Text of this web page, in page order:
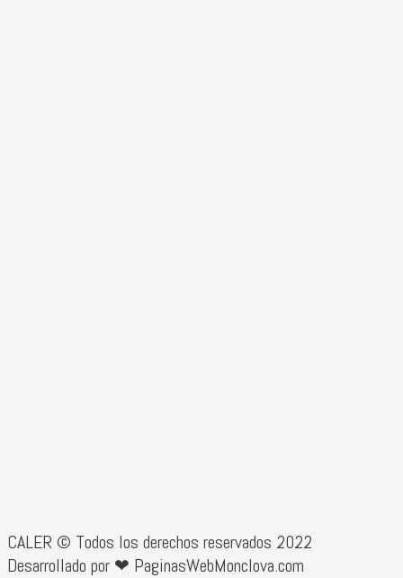
CALER © Todos los derechos reservados 2022
Desarrollado por ❤ PaginasWebMonclova.com